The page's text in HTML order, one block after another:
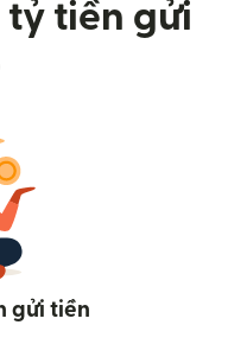
tiền gửi
gửi tiền